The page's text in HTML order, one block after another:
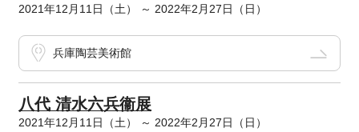
2021年12月11日（土） ～ 2022年2月27日（日）
兵庫陶芸美術館
八代 清水六兵衞展
2021年12月11日（土） ～ 2022年2月27日（日）